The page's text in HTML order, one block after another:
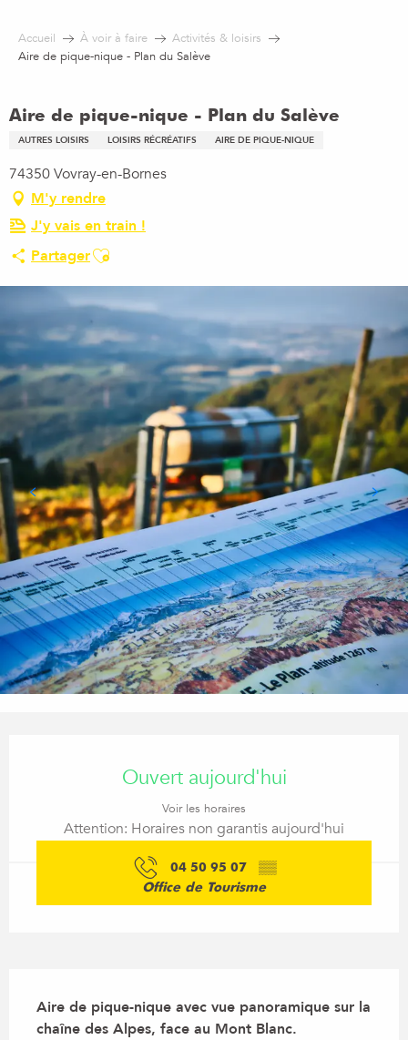
contenu
Accueil À voir à faire
Activités & loisirs
Aire de pique-nique - Plan du Salève
Aire de pique-nique - Plan du Salève
AUTRES LOISIRS LOISIRS RÉCRÉATIFS AIRE DE PIQUE-NIQUE
74350 Vovray-en-Bornes
M'y rendre
J'y vais en train !
PartagerAjouter aux favoris
Ouvert aujourd'hui
Voir les horaires
Attention: Horaires non garantis aujourd'hui
04 50 95 07 ▒▒
Office de Tourisme
Aire de pique-nique avec vue panoramique sur la
chaîne des Alpes, face au Mont Blanc.